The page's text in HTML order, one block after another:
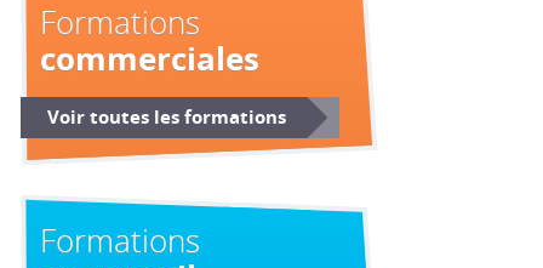
Formations
commerciales
Voir toutes les formations
Formations